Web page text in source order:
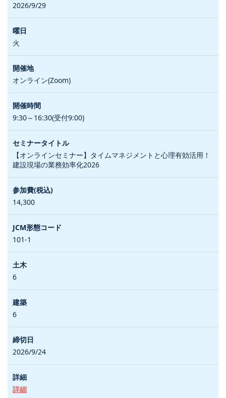
2026/9/29
火
オンライン(Zoom)
9:30～16:30(受付9:00)
【オンラインセミナー】タイムマネジメントと心理有効活用！
建設現場の業務効率化2026
14,300
101-1
6
6
2026/9/24
詳細